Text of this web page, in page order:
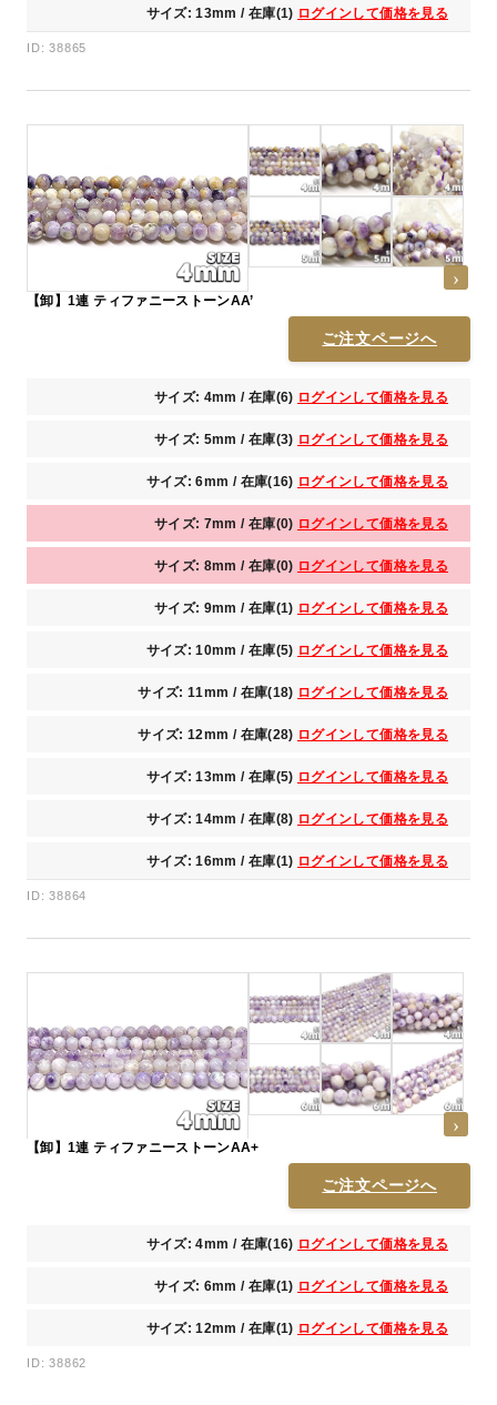
サイズ: 13mm / 在庫(1) ログインして価格を見る
ID: 38865
【卸】1連 ティファニーストーンAA’
ご注文ページへ
サイズ: 4mm / 在庫(6) ログインして価格を見る
サイズ: 5mm / 在庫(3) ログインして価格を見る
サイズ: 6mm / 在庫(16) ログインして価格を見る
サイズ: 7mm / 在庫(0) ログインして価格を見る
サイズ: 8mm / 在庫(0) ログインして価格を見る
サイズ: 9mm / 在庫(1) ログインして価格を見る
サイズ: 10mm / 在庫(5) ログインして価格を見る
サイズ: 11mm / 在庫(18) ログインして価格を見る
サイズ: 12mm / 在庫(28) ログインして価格を見る
サイズ: 13mm / 在庫(5) ログインして価格を見る
サイズ: 14mm / 在庫(8) ログインして価格を見る
サイズ: 16mm / 在庫(1) ログインして価格を見る
ID: 38864
【卸】1連 ティファニーストーンAA+
ご注文ページへ
サイズ: 4mm / 在庫(16) ログインして価格を見る
サイズ: 6mm / 在庫(1) ログインして価格を見る
サイズ: 12mm / 在庫(1) ログインして価格を見る
ID: 38862